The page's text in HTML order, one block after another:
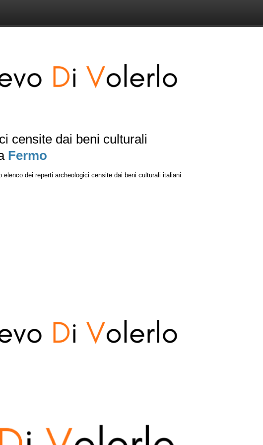
censite dai beni culturali
Fermo
dei reperti archeologici censite dai beni culturali italiani